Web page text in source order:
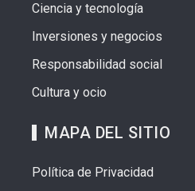
Ciencia y tecnología
Inversiones y negocios
Responsabilidad social
Cultura y ocio
MAPA DEL SITIO
Política de Privacidad